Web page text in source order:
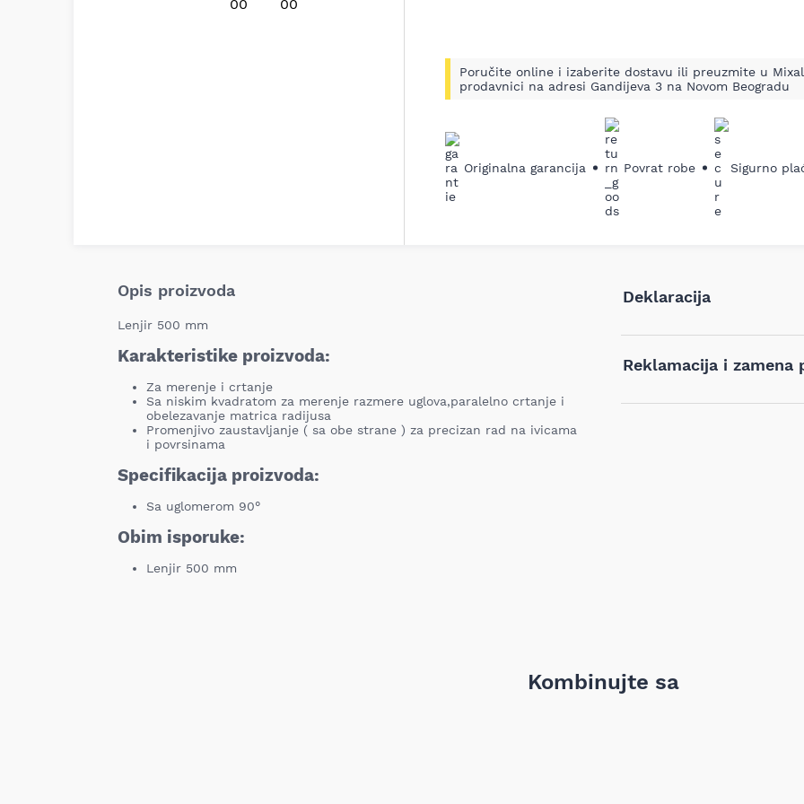
Poručite online i izaberite dostavu ili preuzmite u Mixal
prodavnici na adresi Gandijeva 3 na Novom Beogradu
Originalna garancija Povrat robe Sigurno
Opis proizvoda
Lenjir 500 mm
Karakteristike proizvoda:
Za merenje i crtanje
Sa niskim kvadratom za merenje razmere uglova,paralelno crtanje i
obelezavanje matrica radijusa
Promenjivo zaustavljanje ( sa obe strane ) za precizan rad na ivicama
i povrsinama
Specifikacija proizvoda:
Sa uglomerom 90°
Obim isporuke:
Lenjir 500 mm
Deklaracija
Reklamacija i zamena
Kombinujte sa